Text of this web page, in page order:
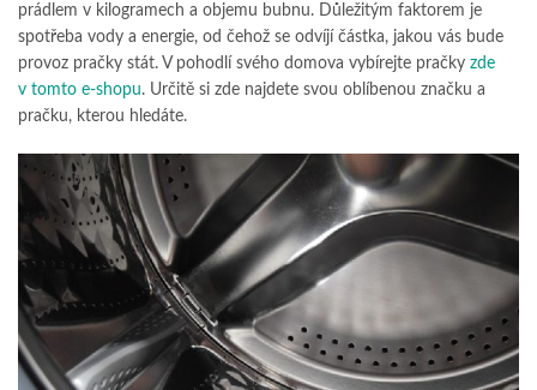
prádlem v kilogramech a objemu bubnu. Důležitým faktorem je
spotřeba vody a energie, od čehož se odvíjí částka, jakou vás bude
provoz pračky stát. V pohodlí svého domova vybírejte pračky zde
v tomto e-shopu. Určitě si zde najdete svou oblíbenou značku a
pračku, kterou hledáte.